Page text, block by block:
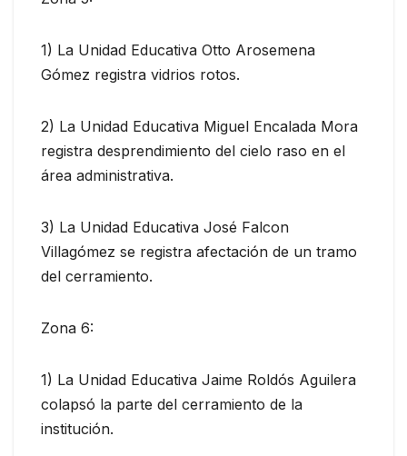
1) La Unidad Educativa Otto Arosemena
Gómez registra vidrios rotos.
2) La Unidad Educativa Miguel Encalada Mora
registra desprendimiento del cielo raso en el
área administrativa.
3) La Unidad Educativa José Falcon
Villagómez se registra afectación de un tramo
del cerramiento.
Zona 6:
1) La Unidad Educativa Jaime Roldós Aguilera
colapsó la parte del cerramiento de la
institución.